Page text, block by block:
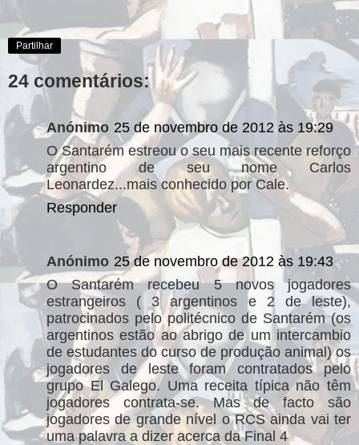
Partilhar
24 comentários:
Anónimo 25 de novembro de 2012 às 19:29
O Santarém estreou o seu mais recente reforço
argentino de seu nome Carlos
Leonardez...mais conhecido por Cale.
Responder
Anónimo 25 de novembro de 2012 às 19:43
O Santarém recebeu 5 novos jogadores
estrangeiros ( 3 argentinos e 2 de leste),
patrocinados pelo politécnico de Santarém (os
argentinos estão ao abrigo de um intercambio
de estudantes do curso de produção animal) os
jogadores de leste foram contratados pelo
grupo El Galego. Uma receita típica não têm
jogadores contrata-se. Mas de facto são
jogadores de grande nível o RCS ainda vai ter
uma palavra a dizer acerca da Final 4